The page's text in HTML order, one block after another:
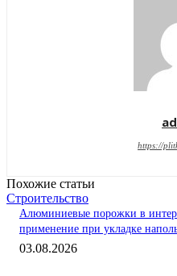
https://
Похожие статьи
Строительство
Алюминиевые порожки в
применение при укладке
03.08.2026